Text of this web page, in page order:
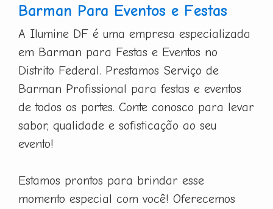
Barman Para Eventos e Festas
A Ilumine DF é uma empresa especializada
em Barman para Festas e Eventos no
Distrito Federal. Prestamos Serviço de
Barman Profissional para festas e eventos
de todos os portes. Conte conosco para levar
sabor, qualidade e sofisticação ao seu
evento!
Estamos prontos para brindar esse
momento especial com você! Oferecemos